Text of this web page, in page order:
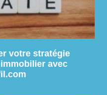
votre stratégie
avec